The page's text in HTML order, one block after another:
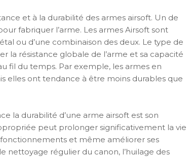
et à la durabilité des armes airsoft. Un de
fabriquer l’arme. Les armes Airsoft sont
ou d’une combinaison des deux. Le type de
la résistance globale de l’arme et sa capacité
fil du temps. Par exemple, les armes en
elles ont tendance à être moins durables que
la durabilité d’une arme airsoft est son
peut prolonger significativement la vie
et même améliorer ses
nettoyage régulier du canon, l’huilage des